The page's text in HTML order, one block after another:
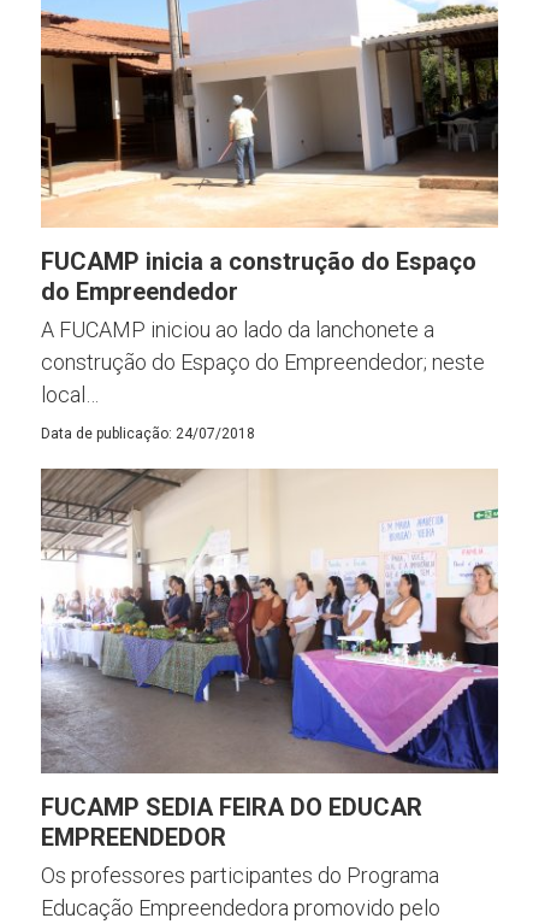
FUCAMP inicia a construção do Espaço
do Empreendedor
A FUCAMP iniciou ao lado da lanchonete a
construção do Espaço do Empreendedor; neste
local…
Data de publicação: 24/07/2018
FUCAMP SEDIA FEIRA DO EDUCAR
EMPREENDEDOR
Os professores participantes do Programa
Educação Empreendedora promovido pelo